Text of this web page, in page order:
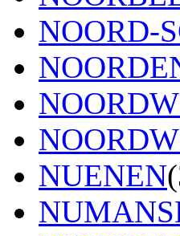
NOORD-
NUENEN